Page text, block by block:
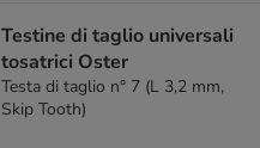
Testine di taglio universali
tosatrici Oster
Testa di taglio n° 7 (L 3,2 mm,
Skip Tooth)